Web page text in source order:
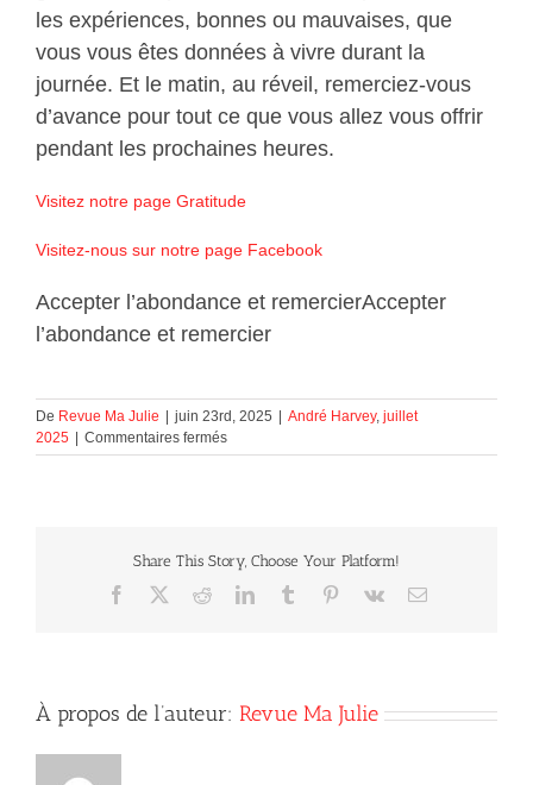
les expériences, bonnes ou mauvaises, que
vous vous êtes données à vivre durant la
journée. Et le matin, au réveil, remerciez-vous
d’avance pour tout ce que vous allez vous offrir
pendant les prochaines heures.
Visitez notre page Gratitude
Visitez-nous sur notre page Facebook
Accepter l’abondance et remercierAccepter
l’abondance et remercier
De Revue Ma Julie juin 23rd, 2025 André Harvey, juillet
2025
Commentaires ferméssur
Accepter
Share This Story, Choose Your Platform!
Facebook RedditLinkedInTumblr Pinterest
Vk Courriel
À propos de l’auteur: Revue Ma Julie